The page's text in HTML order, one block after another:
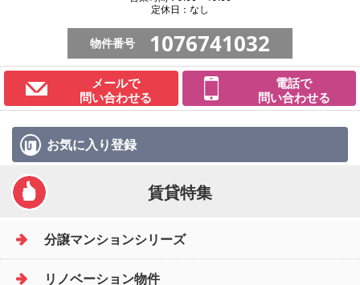
定休日：なし
物件番号 1076741032
メールで
問い合わせる
電話で
問い合わせる
お気に入り登録
賃貸特集
分譲マンションシリーズ
リノベーション物件